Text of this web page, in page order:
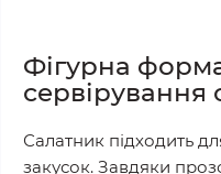
Фігурна
сервірування
Салатник підходить
закусок. Завдяки